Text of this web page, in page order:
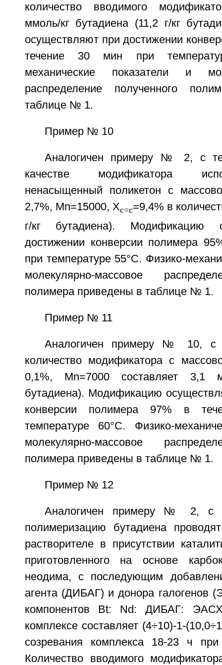
количество вводимого
ммоль/кг бутадиена (11,2 г/кг
осуществляют при достижении
течение 30 мин при
механические показатели и
распределение полученного
таблице № 1.
Пример № 10
Аналогичен примеру № 2, с
качестве модификатора
ненасыщенный поликетон с
2,7%, Mn=15000, Xc=c=9,4% в
г/кг бутадиена). Модификацию
достижении конверсии полимера
при температуре 55°C. Физико-
молекулярно-массовое
полимера приведены в таблице № 1.
Пример № 11
Аналогичен примеру № 10, с
количество модификатора с
0,1%, Mn=7000 составляет 3,1
бутадиена). Модификацию
конверсии полимера 97% в
температуре 60°C. Физико-
молекулярно-массовое
полимера приведены в таблице № 1.
Пример № 12
Аналогичен примеру № 2, с
полимеризацию бутадиена
растворителе в присутствии
приготовленного на основе
неодима, с последующим
агента (ДИБАГ) и донора галогенов
компонентов Bt: Nd: ДИБАГ: ЭАСХ
комплексе составляет (4÷10)-1-
созревания комплекса 18-23 ч при
Количество вводимого